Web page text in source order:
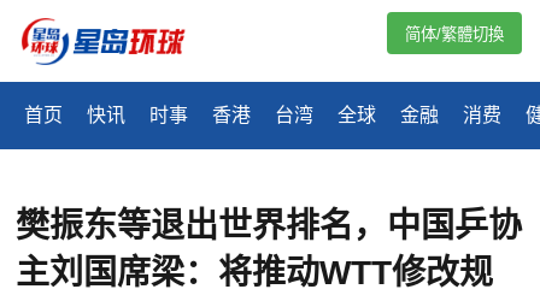
首页 快讯 时事 香港 台湾 全球 金融 消费
简体/繁體切換
樊振东等退出世界排名，中国乒协
主刘国席梁：将推动WTT修改规